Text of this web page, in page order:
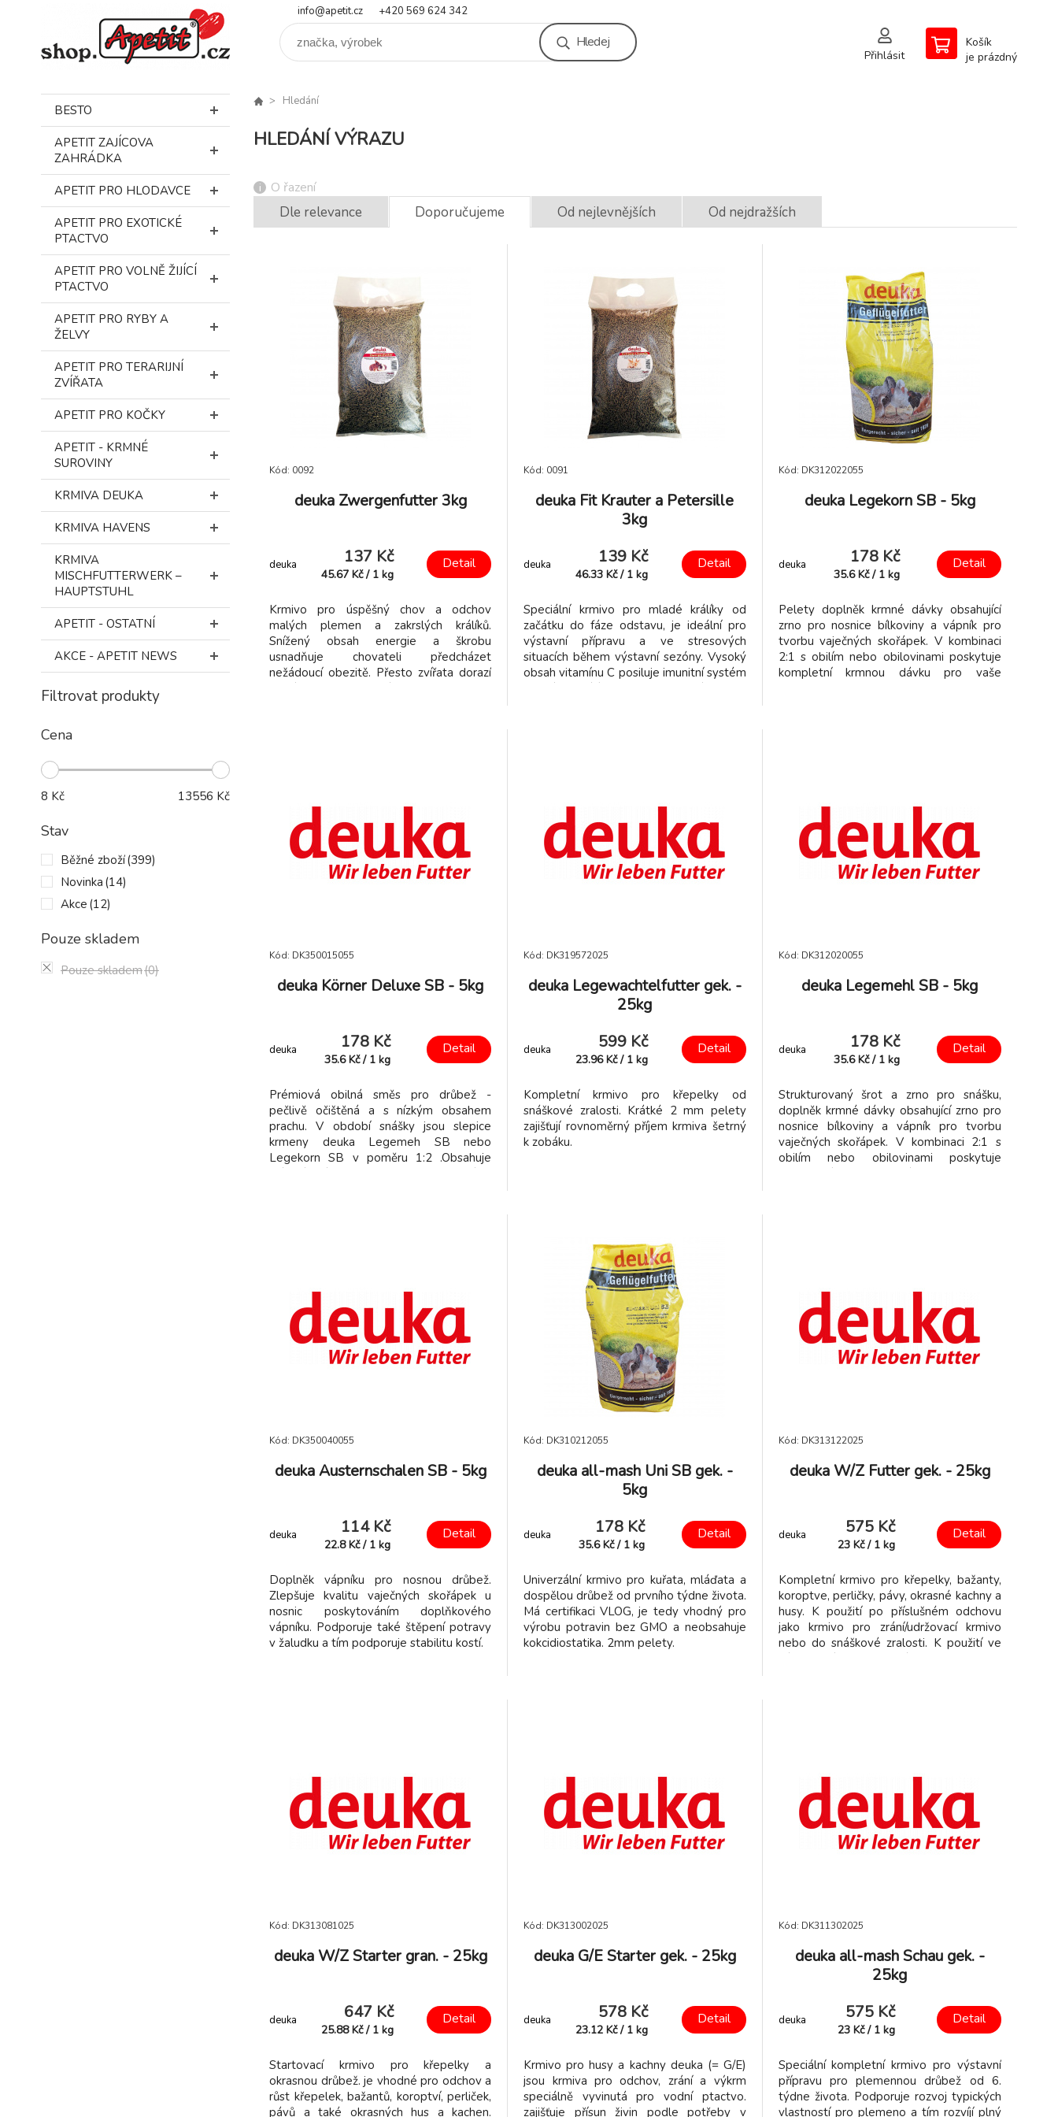
info@apetit.cz +420 569 624 342
Hledej
Přihlásit
Košík
je prázdný
BESTO
APETIT ZAJÍCOVA
ZAHRÁDKA
APETIT PRO HLODAVCE
APETIT PRO EXOTICKÉ
PTACTVO
APETIT PRO VOLNĚ ŽIJÍCÍ
PTACTVO
APETIT PRO RYBY A
ŽELVY
APETIT PRO TERARIJNÍ
ZVÍŘATA
APETIT PRO KOČKY
APETIT - KRMNÉ
SUROVINY
KRMIVA DEUKA
KRMIVA HAVENS
KRMIVA
MISCHFUTTERWERK –
HAUPTSTUHL
APETIT - OSTATNÍ
AKCE - APETIT NEWS
Filtrovat produkty
Cena
8 Kč 13556 Kč
Stav
Běžné zboží(399)
Novinka (14)
Akce (12)
Pouze skladem
Pouze skladem(0)
Hledání
HLEDÁNÍ VÝRAZU
O řazení
Dle relevance Doporučujeme Od nejlevnějších Od nejdražších
Kód: 0092
deuka Zwergenfutter 3kg
deuka 137 Kč
45.67 Kč / 1 kg
Detail
Krmivo pro úspěšný chov a odchov
malých plemen a zakrslých králíků.
Snížený obsah energie a škrobu
usnadňuje chovateli předcházet
nežádoucí obezitě. Přesto zvířata dorazí
Kód: 0091
deuka Fit Krauter a Petersille
3kg
deuka 139 Kč
46.33 Kč / 1 kg
Detail
Speciální krmivo pro mladé králíky od
začátku do fáze odstavu, je ideální pro
výstavní přípravu a ve stresových
situacích během výstavní sezóny. Vysoký
obsah vitamínu C posiluje imunitní systém
Kód: DK312022055
deuka Legekorn SB - 5kg
deuka 178 Kč
35.6 Kč / 1 kg
Detail
Pelety doplněk krmné dávky obsahující
zrno pro nosnice bílkoviny a vápník pro
tvorbu vaječných skořápek. V kombinaci
2:1 s obilím nebo obilovinami poskytuje
kompletní krmnou dávku pro vaše
Kód: DK350015055
deuka Körner Deluxe SB - 5kg
deuka 178 Kč
35.6 Kč / 1 kg
Detail
Prémiová obilná směs pro drůbež -
pečlivě očištěná a s nízkým obsahem
prachu. V období snášky jsou slepice
krmeny deuka Legemeh SB nebo
Legekorn SB v poměru 1:2 .Obsahuje
Kód: DK319572025
deuka Legewachtelfutter gek. -
25kg
deuka 599 Kč
23.96 Kč / 1 kg
Detail
Kompletní krmivo pro křepelky od
snáškové zralosti. Krátké 2 mm pelety
zajišťují rovnoměrný příjem krmiva šetrný
k zobáku.
Kód: DK312020055
deuka Legemehl SB - 5kg
deuka 178 Kč
35.6 Kč / 1 kg
Detail
Strukturovaný šrot a zrno pro snášku,
doplněk krmné dávky obsahující zrno pro
nosnice bílkoviny a vápník pro tvorbu
vaječných skořápek. V kombinaci 2:1 s
obilím nebo obilovinami poskytuje
Kód: DK350040055
deuka Austernschalen SB - 5kg
deuka 114 Kč
22.8 Kč / 1 kg
Detail
Doplněk vápníku pro nosnou drůbež.
Zlepšuje kvalitu vaječných skořápek u
nosnic poskytováním doplňkového
vápníku. Podporuje také štěpení potravy
v žaludku a tím podporuje stabilitu kostí.
Kód: DK310212055
deuka all-mash Uni SB gek. -
5kg
deuka 178 Kč
35.6 Kč / 1 kg
Detail
Univerzální krmivo pro kuřata, mláďata a
dospělou drůbež od prvního týdne života.
Má certifikaci VLOG, je tedy vhodný pro
výrobu potravin bez GMO a neobsahuje
kokcidiostatika. 2mm pelety.
Kód: DK313122025
deuka W/Z Futter gek. - 25kg
deuka 575 Kč
23 Kč / 1 kg
Detail
Kompletní krmivo pro křepelky, bažanty,
koroptve, perličky, pávy, okrasné kachny a
husy. K použití po příslušném odchovu
jako krmivo pro zrání/udržovací krmivo
nebo do snáškové zralosti. K použití ve
Kód: DK313081025
deuka W/Z Starter gran. - 25kg
deuka 647 Kč
25.88 Kč / 1 kg
Detail
Startovací krmivo pro křepelky a
okrasnou drůbež. je vhodné pro odchov a
růst křepelek, bažantů, koroptví, perliček,
pávů a také okrasných hus a kachen.
Kód: DK313002025
deuka G/E Starter gek. - 25kg
deuka 578 Kč
23.12 Kč / 1 kg
Detail
Krmivo pro husy a kachny deuka (= G/E)
jsou krmiva pro odchov, zrání a výkrm
speciálně vyvinutá pro vodní ptactvo.
zajišťuje přísun živin podle potřeby v
Kód: DK311302025
deuka all-mash Schau gek. -
25kg
deuka 575 Kč
23 Kč / 1 kg
Detail
Speciální kompletní krmivo pro výstavní
přípravu pro plemennou drůbež od 6.
týdne života. Podporuje rozvoj typických
vlastností pro plemeno a tím rozvíjí plný